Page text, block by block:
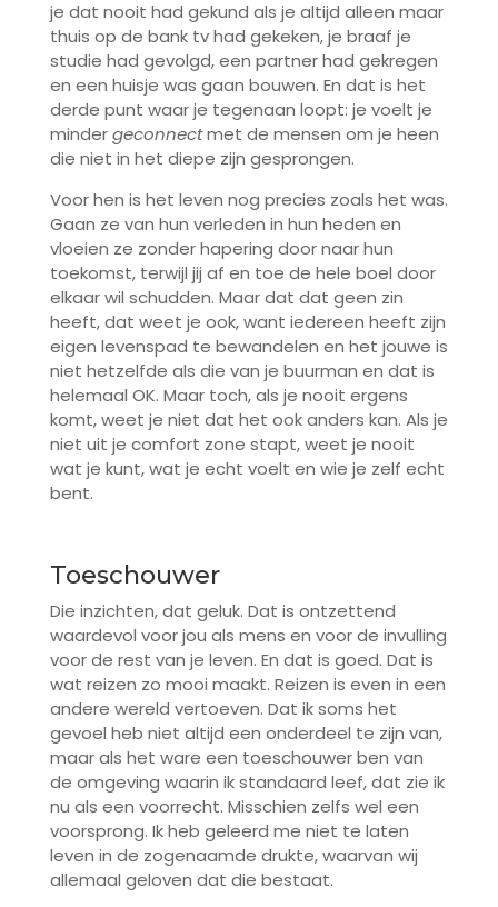
je dat nooit had gekund als je altijd alleen maar
thuis op de bank tv had gekeken, je braaf je
studie had gevolgd, een partner had gekregen
en een huisje was gaan bouwen. En dat is het
derde punt waar je tegenaan loopt: je voelt je
mindergeconnectmet de mensen om je heen
die niet in het diepe zijn gesprongen.
Voor hen is het leven nog precies zoals het was.
Gaan ze van hun verleden in hun heden en
vloeien ze zonder hapering door naar hun
toekomst, terwijl jij af en toe de hele boel door
elkaar wil schudden. Maar dat dat geen zin
heeft, dat weet je ook, want iedereen heeft zijn
eigen levenspad te bewandelen en het jouwe is
niet hetzelfde als die van je buurman en dat is
helemaal OK. Maar toch, als je nooit ergens
komt, weet je niet dat het ook anders kan. Als je
niet uit je comfort zone stapt, weet je nooit
wat je kunt, wat je echt voelt en wie je zelf echt
bent.
Toeschouwer
Die inzichten, dat geluk. Dat is ontzettend
waardevol voor jou als mens en voor de invulling
voor de rest van je leven. En dat is goed. Dat is
wat reizen zo mooi maakt. Reizen is even in een
andere wereld vertoeven. Dat ik soms het
gevoel heb niet altijd een onderdeel te zijn van,
maar als het ware een toeschouwer ben van
de omgeving waarin ik standaard leef, dat zie ik
nu als een voorrecht. Misschien zelfs wel een
voorsprong. Ik heb geleerd me niet te laten
leven in de zogenaamde drukte, waarvan wij
allemaal geloven dat die bestaat.